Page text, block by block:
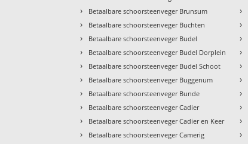
› Betaalbare schoorsteenveger Brunsum
› Betaalbare schoorsteenveger Buchten
› Betaalbare schoorsteenveger Budel
› Betaalbare schoorsteenveger Budel Dorplein
› Betaalbare schoorsteenveger Budel Schoot
› Betaalbare schoorsteenveger Buggenum
› Betaalbare schoorsteenveger Bunde
› Betaalbare schoorsteenveger Cadier
› Betaalbare schoorsteenveger Cadier en Keer
› Betaalbare schoorsteenveger Camerig
›
›
›
›
›
›
›
›
›
›